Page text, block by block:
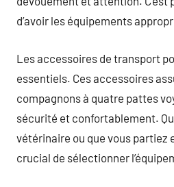
d’avoir les équipements
Les accessoires de transport
essentiels. Ces accessoires
compagnons à quatre pattes
sécurité et confortablement.
vétérinaire ou que vous partiez
crucial de sélectionner